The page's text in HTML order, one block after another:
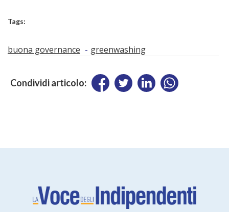
Tags:
buona governance greenwashing
Condividi articolo: